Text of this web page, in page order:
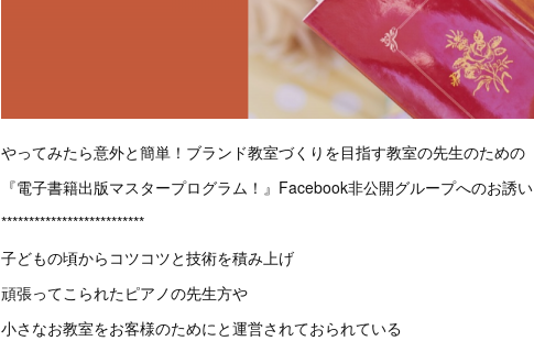
やってみたら意外と簡単！ブランド教室づくりを目指す教室の先生のための
『電子書籍出版マスタープログラム！』Facebook非公開グループへのお誘い
**************************
子どもの頃からコツコツと技術を積み上げ
頑張ってこられたピアノの先生方や
小さなお教室をお客様のためにと運営されておられている